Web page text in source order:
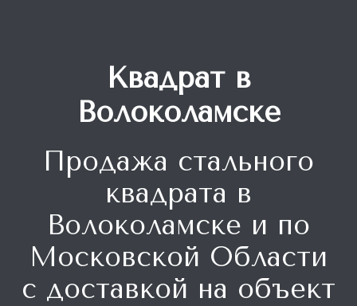
Квадрат в
Волоколамске
Продажа стального
квадрата в
Волоколамске и по
Московской Области
с доставкой на объект